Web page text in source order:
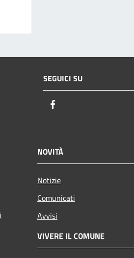
SEGUICI SU
NOVITÀ
Notizie
Comunicati
Avvisi
VIVERE IL COMUNE